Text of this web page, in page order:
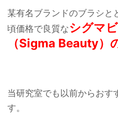
某有名ブランドのブラシと
頃価格で良質なシグマ
（Sigma Beauty）
当研究室でも以前からおす
す。